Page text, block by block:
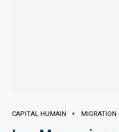
CAPITAL HUMAIN MIGRATION